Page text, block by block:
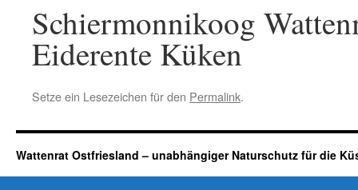
Schiermonnikoog
Eiderente Küken
Setze ein Lesezeichen für den Permalink.
Wattenrat Ostfriesland – unabhängiger Naturschutz für die